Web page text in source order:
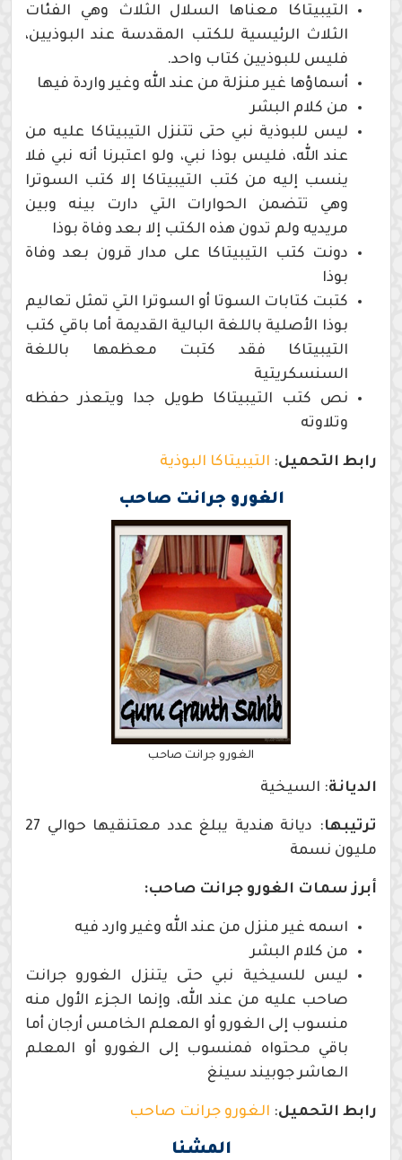
التيبيتاكا معناها السلال الثلاث وهي الفئات
الثلاث الرئيسية للكتب المقدسة عند البوذيين،
فليس للبوذيين كتاب واحد.
أسماؤها غير منزلة من عند الله وغير واردة فيها
من كلام البشر
ليس للبوذية نبي حتى تتنزل التيبيتاكا عليه من
عند الله، فليس بوذا نبي، ولو اعتبرنا أنه نبي فلا
ينسب إليه من كتب التيبيتاكا إلا كتب السوترا
وهي تتضمن الحوارات التي دارت بينه وبين
مريديه ولم تدون هذه الكتب إلا بعد وفاة بوذا
دونت كتب التيبيتاكا على مدار قرون بعد وفاة
بوذا
كتبت كتابات السوتا أو السوترا التي تمثل تعاليم
بوذا الأصلية باللغة البالية القديمة أما باقي كتب
التيبيتاكا فقد كتبت معظمها باللغة
السنسكريتية
نص كتب التيبيتاكا طويل جدا ويتعذر حفظه
وتلاوته
رابط التحميل: التيبيتاكا البوذية
الغورو جرانت صاحب
الغورو جرانت صاحب
الديانة: السيخية
ترتيبها
: ديانة هندية يبلغ عدد معتنقيها حوالي 27
مليون نسمة
أبرز سمات الغورو جرانت صاحب:
اسمه غير منزل من عند الله وغير وارد فيه
من كلام البشر
ليس للسيخية نبي حتى يتنزل الغورو جرانت
صاحب عليه من عند الله، وإنما الجزء الأول منه
منسوب إلى الغورو أو المعلم الخامس أرجان أما
باقي محتواه فمنسوب إلى الغورو أو المعلم
العاشر جوبيند سينغ
رابط التحميل: الغورو جرانت صاحب
المشنا